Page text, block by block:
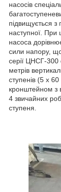
насосів
підвищується з
наступної. При
насоса
сили напору,
серії ЦНСГ-300
метрів
ступенів (5 х
кронштейном з
4 звичайних
ступеня.